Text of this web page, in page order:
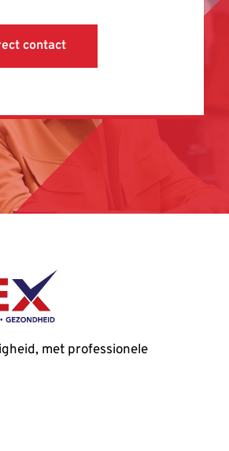
contact
met professionele